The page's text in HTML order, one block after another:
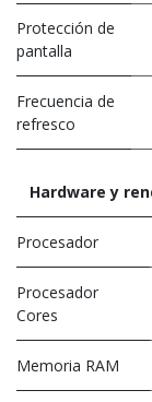
Protección de
pantalla
Frecuencia de
refresco
Hardware y
Procesador
Procesador
Cores
Memoria RAM